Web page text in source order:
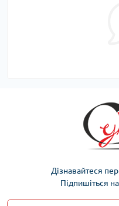
Дізнавайтеся
Підпишіться